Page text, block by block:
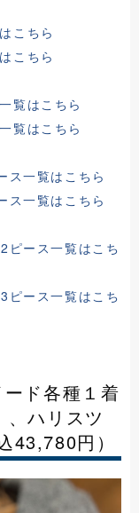
こちら
こちら
覧はこちら
覧はこちら
一覧はこちら
一覧はこちら
ース一覧はこち
ース一覧はこち
ド各種１着
ハリスツ
43,780円）